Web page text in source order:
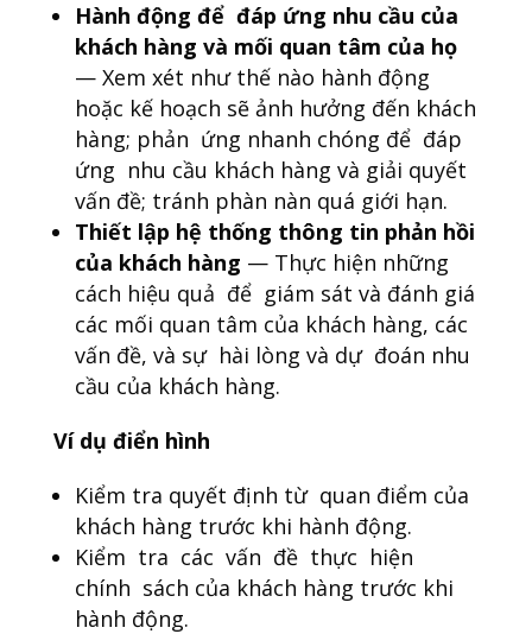
Hành động để đáp ứng nhu cầu của
khách hàng và mối quan tâm của họ
— Xem xét như thế nào hành động
hoặc kế hoạch sẽ ảnh hưởng đến khách
hàng; phản ứng nhanh chóng để đáp
ứng nhu cầu khách hàng và giải quyết
vấn đề; tránh phàn nàn quá giới hạn.
Thiết lập hệ thống thông tin phản hồi
của khách hàng — Thực hiện những
cách hiệu quả để giám sát và đánh giá
các mối quan tâm của khách hàng, các
vấn đề, và sự hài lòng và dự đoán nhu
cầu của khách hàng.
Ví dụ điển hình
Kiểm tra quyết định từ quan điểm của
khách hàng trước khi hành động.
Kiểm tra các vấn đề thực hiện
chính sách của khách hàng trước khi
hành động.